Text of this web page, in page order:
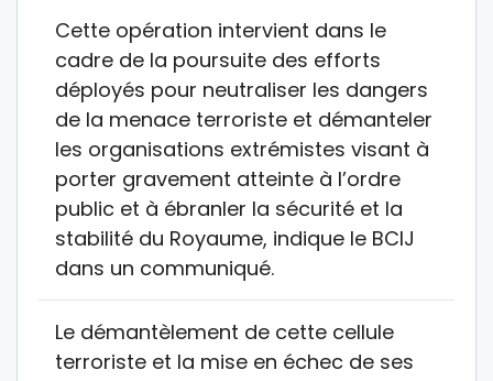
Cette opération intervient dans le
cadre de la poursuite des efforts
déployés pour neutraliser les dangers
de la menace terroriste et démanteler
les organisations extrémistes visant à
porter gravement atteinte à l’ordre
public et à ébranler la sécurité et la
stabilité du Royaume, indique le BCIJ
dans un communiqué.
Le démantèlement de cette cellule
terroriste et la mise en échec de ses